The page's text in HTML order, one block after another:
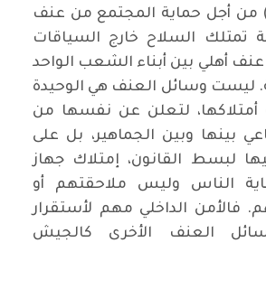
من أجل حماية المجتمع من عنف
السلاح خارج السياقات
عنف أهلي بين أبناء الشعب الواحد
ليست وسائل العنف هي الوحيدة
أمتلاكها، لتعلن عن نفسها من
بينها وبين الجماهير، بل على
لبسط القانون، إمتلاك جهاز
الناس وليس ملاحقتهم أو
فالأمن الداخلي مهم لأستقرار
العنف الأخرى كالجيش